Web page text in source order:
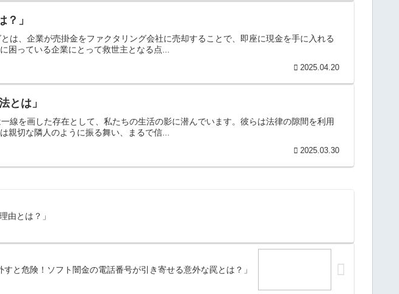
？」
は、企業が売掛金をファクタリング会社に売却することで、即座に現金を手に入れる
困っている企業にとって救世主となる点...
2025.04.20
とは」
線を画した存在として、私たちの生活の影に潜んでいます。彼らは法律の隙間を利用
親切な隣人のように振る舞い、まるで信...
2025.03.30
由とは？」
すと危険！ソフト闇金の電話番号が引き寄せる意外な罠とは？」